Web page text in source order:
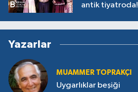
antik tiyatroda!
Yazarlar
MUAMMER TOPRAKÇI
Uygarlıklar beşiği